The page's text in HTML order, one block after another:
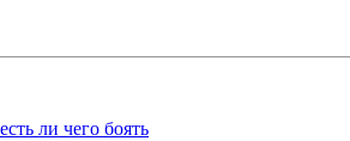
ли чего боять